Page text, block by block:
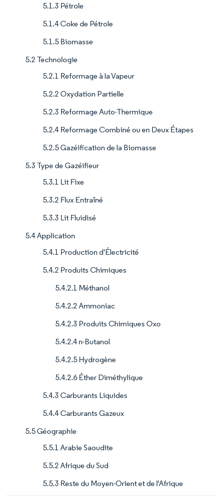
5.1.3 Pétrole
5.1.4 Coke de Pétrole
5.1.5 Biomasse
5.2 Technologie
5.2.1 Reformage à la Vapeur
5.2.2 Oxydation Partielle
5.2.3 Reformage Auto-Thermique
5.2.4 Reformage Combiné ou en Deux Étapes
5.2.5 Gazéification de la Biomasse
5.3 Type de Gazéifieur
5.3.1 Lit Fixe
5.3.2 Flux Entraîné
5.3.3 Lit Fluidisé
5.4 Application
5.4.1 Production d'Électricité
5.4.2 Produits Chimiques
5.4.2.1 Méthanol
5.4.2.2 Ammoniac
5.4.2.3 Produits Chimiques Oxo
5.4.2.4 n-Butanol
5.4.2.5 Hydrogène
5.4.2.6 Éther Diméthylique
5.4.3 Carburants Liquides
5.4.4 Carburants Gazeux
5.5 Géographie
5.5.1 Arabie Saoudite
5.5.2 Afrique du Sud
5.5.3 Reste du Moyen-Orient et de l'Afrique